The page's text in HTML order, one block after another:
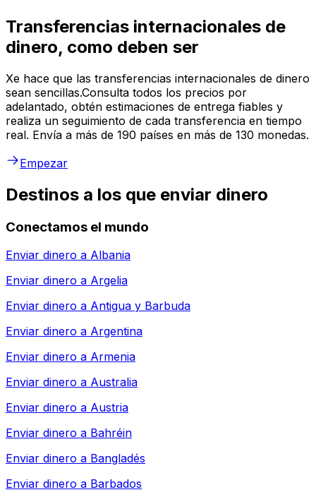
Transferencias internacionales de
dinero, como deben ser
Xe hace que las transferencias internacionales de dinero
sean sencillas.Consulta todos los precios por
adelantado, obtén estimaciones de entrega fiables y
realiza un seguimiento de cada transferencia en tiempo
real. Envía a más de 190 países en más de 130 monedas.
Empezar
Destinos a los que enviar dinero
Conectamos el mundo
Enviar dinero a Albania
Enviar dinero a Argelia
Enviar dinero a Antigua y Barbuda
Enviar dinero a Argentina
Enviar dinero a Armenia
Enviar dinero a Australia
Enviar dinero a Austria
Enviar dinero a Bahréin
Enviar dinero a Bangladés
Enviar dinero a Barbados